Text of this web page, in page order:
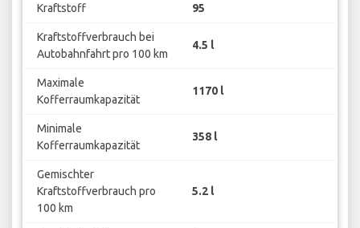
Kraftstoff 95
Kraftstoffverbrauch bei
Autobahnfahrt pro 100 km
4.5 l
Maximale
Kofferraumkapazität
1170 l
Minimale
Kofferraumkapazität
358 l
Gemischter
Kraftstoffverbrauch pro
100 km
5.2 l